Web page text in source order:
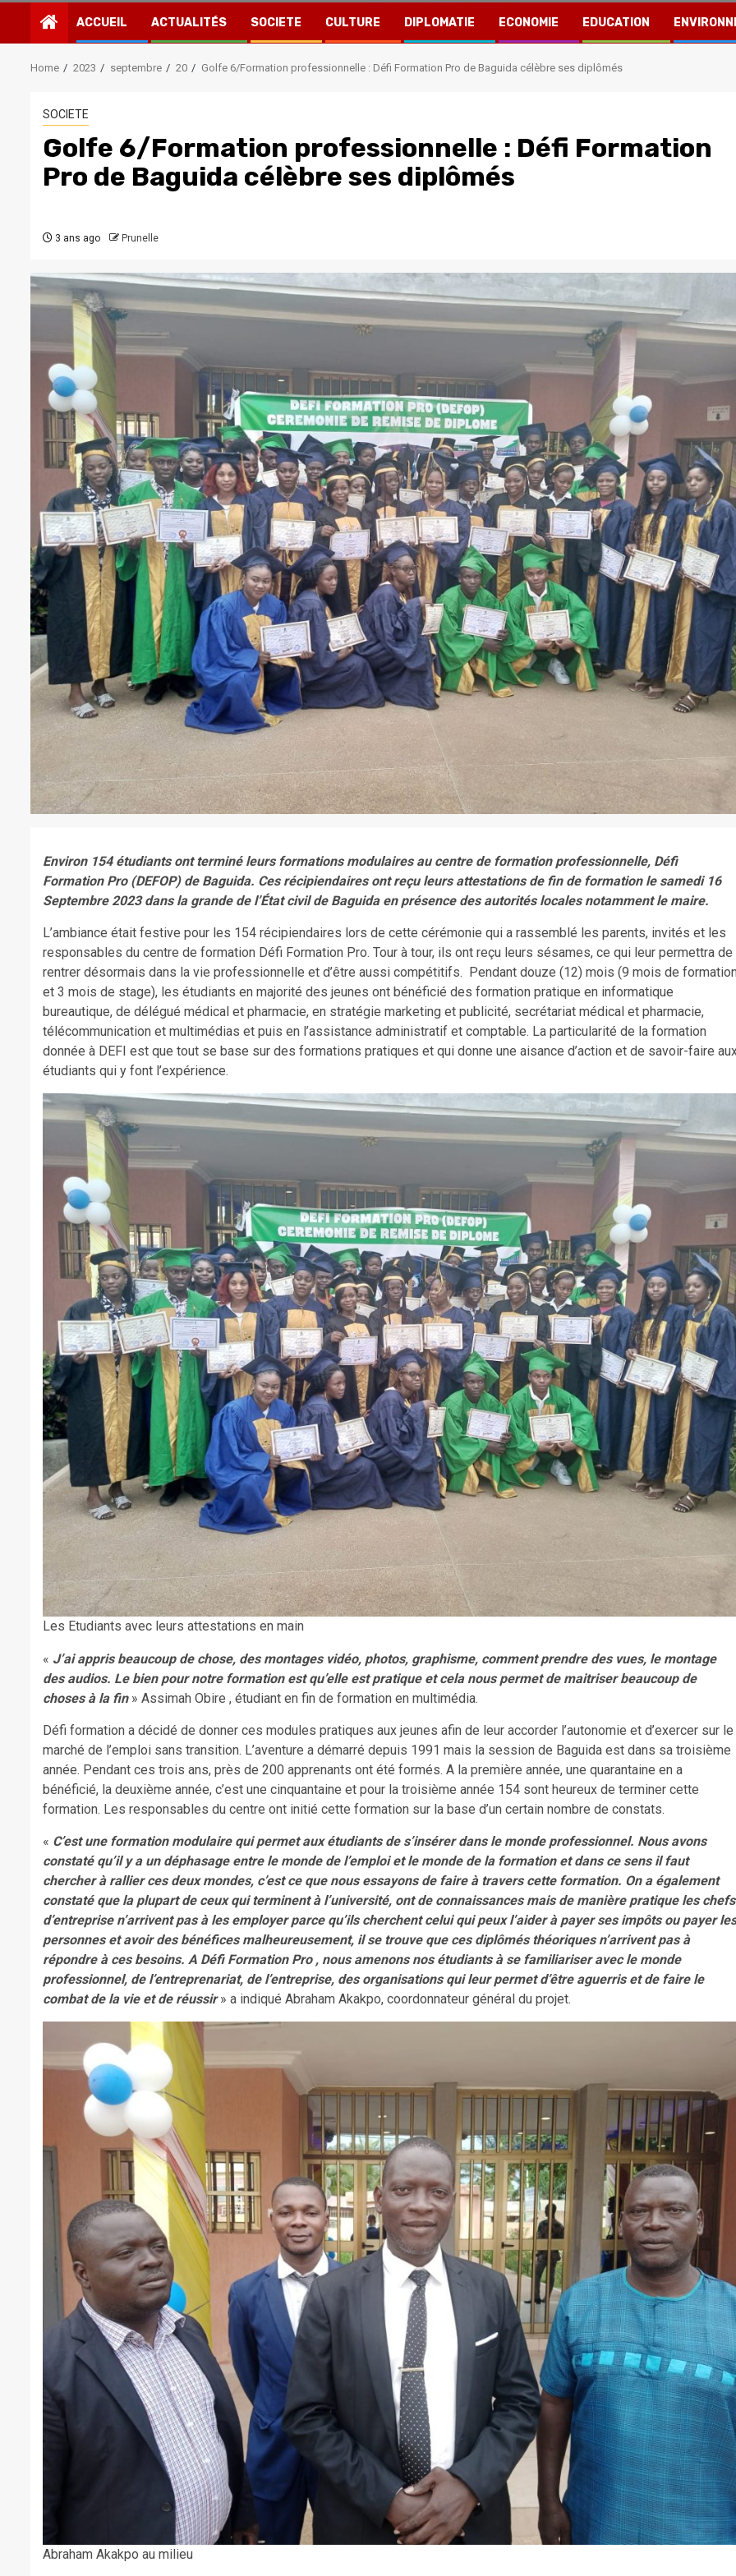
ACCUEIL ACTUALITÉS SOCIETE CULTURE DIPLOMATIE ECONOMIE EDUCATION
Home 2023 septembre 20 Golfe 6/Formation professionnelle : Défi Formation Pro de Baguida célèbre ses diplômés
SOCIETE
Golfe 6/Formation professionnelle : Défi Formation
Pro de Baguida célèbre ses diplômés
3 ans ago Prunelle
Environ 154 étudiants ont terminé leurs formations modulaires au centre de formation professionnelle, Défi
Formation Pro (DEFOP) de Baguida. Ces récipiendaires ont reçu leurs attestations de fin de formation le samedi 16
Septembre 2023 dans la grande de l’État civil de Baguida en présence des autorités locales notamment le maire.
L’ambiance était festive pour les 154 récipiendaires lors de cette cérémonie qui a rassemblé les parents, invités et les
responsables du centre de formation Défi Formation Pro. Tour à tour, ils ont reçu leurs sésames, ce qui leur permettra de
rentrer désormais dans la vie professionnelle et d’être aussi compétitifs. Pendant douze (12) mois (9 mois de
et 3 mois de stage), les étudiants en majorité des jeunes ont bénéficié des formation pratique en informatique
bureautique, de délégué médical et pharmacie, en stratégie marketing et publicité, secrétariat médical et pharmacie,
télécommunication et multimédias et puis en l’assistance administratif et comptable. La particularité de la formation
donnée à DEFI est que tout se base sur des formations pratiques et qui donne une aisance d’action et de savoir-faire
étudiants qui y font l’expérience.
Les Etudiants avec leurs attestations en main
« J’ai appris beaucoup de chose, des montages vidéo, photos, graphisme, comment prendre des vues, le montage
des audios. Le bien pour notre formation est qu’elle est pratique et cela nous permet de maitriser beaucoup de
choses à la fin» Assimah Obire , étudiant en fin de formation en multimédia.
Défi formation a décidé de donner ces modules pratiques aux jeunes afin de leur accorder l’autonomie et d’exercer sur le
marché de l’emploi sans transition. L’aventure a démarré depuis 1991 mais la session de Baguida est dans sa troisième
année. Pendant ces trois ans, près de 200 apprenants ont été formés. A la première année, une quarantaine en a
bénéficié, la deuxième année, c’est une cinquantaine et pour la troisième année 154 sont heureux de terminer cette
formation. Les responsables du centre ont initié cette formation sur la base d’un certain nombre de constats.
« C’est une formation modulaire qui permet aux étudiants de s’insérer dans le monde professionnel. Nous avons
constaté qu’il y a un déphasage entre le monde de l’emploi et le monde de la formation et dans ce sens il faut
chercher à rallier ces deux mondes, c’est ce que nous essayons de faire à travers cette formation. On a également
constaté que la plupart de ceux qui terminent à l’université, ont de connaissances mais de manière pratique les chefs
d’entreprise n’arrivent pas à les employer parce qu’ils cherchent celui qui peux l’aider à payer ses impôts ou payer les
personnes et avoir des bénéfices malheureusement, il se trouve que ces diplômés théoriques n’arrivent pas à
répondre à ces besoins. A Défi Formation Pro , nous amenons nos étudiants à se familiariser avec le monde
professionnel, de l’entreprenariat, de l’entreprise, des organisations qui leur permet d’être aguerris et de faire le
combat de la vie et de réussir» a indiqué Abraham Akakpo, coordonnateur général du projet.
Abraham Akakpo au milieu